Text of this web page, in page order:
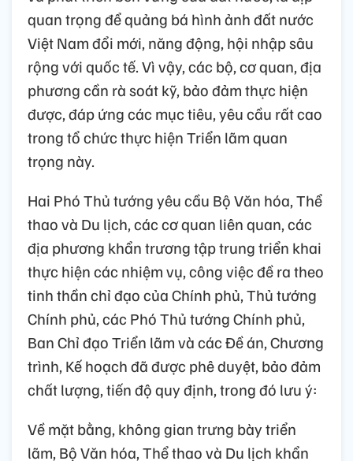
quan trọng để quảng bá hình ảnh đất nước
Việt Nam đổi mới, năng động, hội nhập sâu
rộng với quốc tế. Vì vậy, các bộ, cơ quan, địa
phương cần rà soát kỹ, bảo đảm thực hiện
được, đáp ứng các mục tiêu, yêu cầu rất cao
trong tổ chức thực hiện Triển lãm quan
trọng này.
Hai Phó Thủ tướng yêu cầu Bộ Văn hóa, Thể
thao và Du lịch, các cơ quan liên quan, các
địa phương khẩn trương tập trung triển khai
thực hiện các nhiệm vụ, công việc đề ra theo
tinh thần chỉ đạo của Chính phủ, Thủ tướng
Chính phủ, các Phó Thủ tướng Chính phủ,
Ban Chỉ đạo Triển lãm và các Đề án, Chương
trình, Kế hoạch đã được phê duyệt, bảo đảm
chất lượng, tiến độ quy định, trong đó lưu ý:
Về mặt bằng, không gian trưng bày triển
lãm, Bộ Văn hóa, Thể thao và Du lịch khẩn